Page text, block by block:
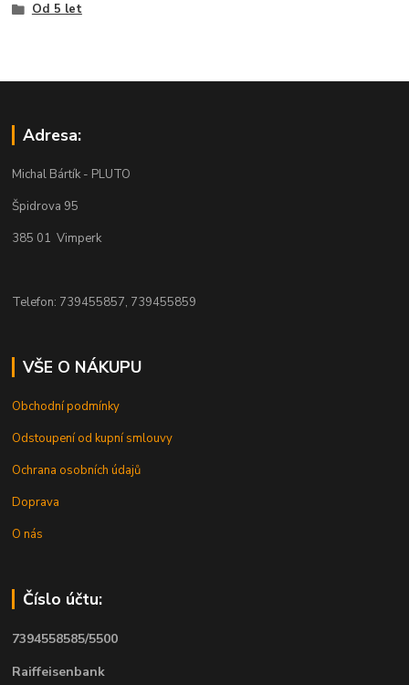
Od 5 let
Adresa:
Michal Bártík - PLUTO
Špidrova 95
385 01 Vimperk
Telefon: 739455857, 739455859
VŠE O NÁKUPU
Obchodní podmínky
Odstoupení od kupní smlouvy
Ochrana osobních údajů
Doprava
O nás
Číslo účtu:
7394558585/5500
Raiffeisenbank